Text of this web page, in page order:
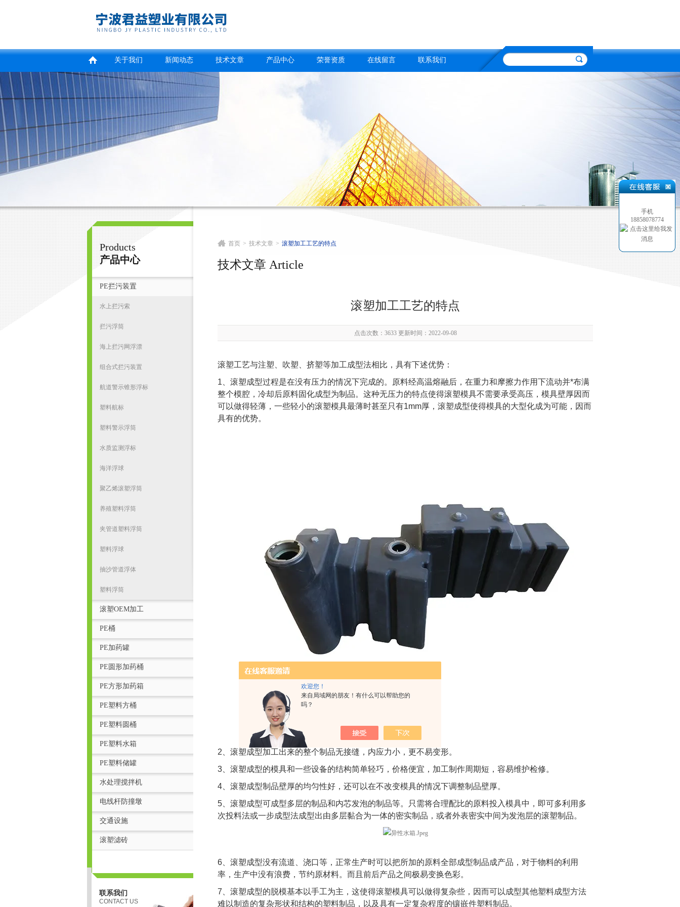
欢迎您！
来自局域网的朋友！有什么可以帮助您的
吗？
宁波君益塑业有限公司
关于我们 新闻动态 技术文章 产品中心 荣誉资质 在线留言 联系我们
Products
产品中心
PE拦污装置
水上拦污索
拦污浮筒
海上拦污网浮漂
组合式拦污装置
航道警示锥形浮标
塑料航标
塑料警示浮筒
水质监测浮标
海洋浮球
聚乙烯滚塑浮筒
养殖塑料浮筒
夹管道塑料浮筒
塑料浮球
抽沙管道浮体
塑料浮筒
滚塑OEM加工
PE桶
PE加药罐
PE圆形加药桶
PE方形加药箱
PE塑料方桶
PE塑料圆桶
PE塑料水箱
PE塑料储罐
水处理搅拌机
电线杆防撞墩
交通设施
滚塑滤砖
联系我们
CONTACT US
首页 > 技术文章 > 滚塑加工工艺的特点
技术文章 Article
滚塑加工工艺的特点
点击次数：3633 更新时间：2022-09-08
滚塑工艺与注塑、吹塑、挤塑等加工成型法相比，具有下述优势：
1、滚塑成型过程是在没有压力的情况下完成的。原料经高温熔融后，在重力和摩擦力作用下流动并*布满
整个模腔，冷却后原料固化成型为制品。这种无压力的特点使得滚塑模具不需要承受高压，模具壁厚因而
可以做得轻薄，一些轻小的滚塑模具最薄时甚至只有1mm厚，滚塑成型使得模具的大型化成为可能，因而
具有的优势。
2、滚塑成型加工出来的整个制品无接缝，内应力小，更不易变形。
3、滚塑成型的模具和一些设备的结构简单轻巧，价格便宜，加工制作周期短，容易维护检修。
4、滚塑成型制品壁厚的均匀性好，还可以在不改变模具的情况下调整制品壁厚。
5、滚塑成型可成型多层的制品和内芯发泡的制品等。只需将合理配比的原料投入模具中，即可多利用多
次投料法或一步成型法成型出由多层黏合为一体的密实制品，或者外表密实中间为发泡层的滚塑制品。
6、滚塑成型没有流道、浇口等，正常生产时可以把所加的原料全部成型制品成产品，对于物料的利用
率，生产中没有浪费，节约原材料。而且前后产品之间极易变换色彩。
7、滚塑成型的脱模基本以手工为主，这使得滚塑模具可以做得复杂些，因而可以成型其他塑料成型方法
难以制造的复杂形状和结构的塑料制品，以及具有一定复杂程度的镶嵌件塑料制品。
手机
18858078774